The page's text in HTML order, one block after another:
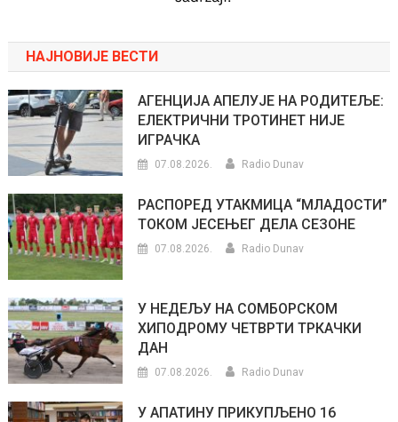
НАЈНОВИЈЕ ВЕСТИ
АГЕНЦИЈА АПЕЛУЈЕ НА РОДИТЕЉЕ:
ЕЛЕКТРИЧНИ ТРОТИНЕТ НИЈЕ
ИГРАЧКА
07.08.2026. Radio Dunav
РАСПОРЕД УТАКМИЦА “МЛАДОСТИ”
ТОКОМ ЈЕСЕЊЕГ ДЕЛА СЕЗОНЕ
07.08.2026. Radio Dunav
У НЕДЕЉУ НА СОМБОРСКОМ
ХИПОДРОМУ ЧЕТВРТИ ТРКАЧКИ
ДАН
07.08.2026. Radio Dunav
У АПАТИНУ ПРИКУПЉЕНО 16